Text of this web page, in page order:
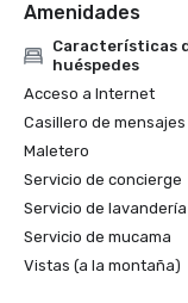
Amenidades
Características
huéspedes
Acceso a Internet
Casillero de
Maletero
Servicio de concierge
Servicio de lavandería
Servicio de mucama
Vistas (a la montaña)